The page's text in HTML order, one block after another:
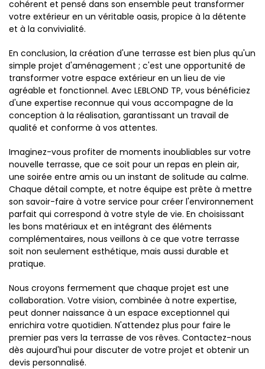
cohérent et pensé dans son ensemble peut transformer
votre extérieur en un véritable oasis, propice à la détente
et à la convivialité.
En conclusion, la création d'une terrasse est bien plus qu'un
simple projet d'aménagement ; c'est une opportunité de
transformer votre espace extérieur en un lieu de vie
agréable et fonctionnel. Avec LEBLOND TP, vous bénéficiez
d'une expertise reconnue qui vous accompagne de la
conception à la réalisation, garantissant un travail de
qualité et conforme à vos attentes.
Imaginez-vous profiter de moments inoubliables sur votre
nouvelle terrasse, que ce soit pour un repas en plein air,
une soirée entre amis ou un instant de solitude au calme.
Chaque détail compte, et notre équipe est prête à mettre
son savoir-faire à votre service pour créer l'environnement
parfait qui correspond à votre style de vie. En choisissant
les bons matériaux et en intégrant des éléments
complémentaires, nous veillons à ce que votre terrasse
soit non seulement esthétique, mais aussi durable et
pratique.
Nous croyons fermement que chaque projet est une
collaboration. Votre vision, combinée à notre expertise,
peut donner naissance à un espace exceptionnel qui
enrichira votre quotidien. N'attendez plus pour faire le
premier pas vers la terrasse de vos rêves. Contactez-nous
dès aujourd'hui pour discuter de votre projet et obtenir un
devis personnalisé.